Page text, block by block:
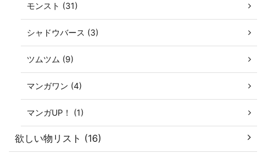
モンスト (31)
シャドウバース (3)
ツムツム (9)
マンガワン (4)
マンガUP！ (1)
欲しい物リスト (16)